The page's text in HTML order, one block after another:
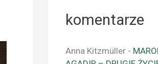
komentarze
Anna Kitzmüller -